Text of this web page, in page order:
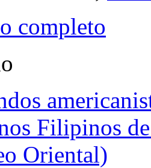
completo
Filipinos
Oriental)